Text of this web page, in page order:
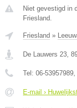
Niet gevestigd in
Friesland.
Friesland »
De Lauwers 23,
Tel: 06-53957989,
E-mail ›